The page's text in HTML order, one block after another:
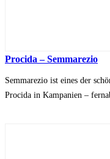
Procida – Semmarezio
Semmarezio ist eines der
Procida in Kampanien –